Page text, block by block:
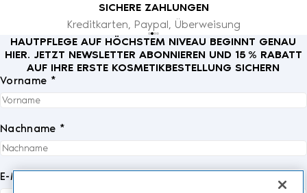
SICHERE ZAHLUNGEN
Kreditkarten, Paypal, Überweisung
HAUTPFLEGE AUF HÖCHSTEM NIVEAU BEGINNT GENAU
HIER. JETZT NEWSLETTER ABONNIEREN UND 15 % RABATT
AUF IHRE ERSTE KOSMETIKBESTELLUNG SICHERN
Vorname *
Nachname *
E-Mail *